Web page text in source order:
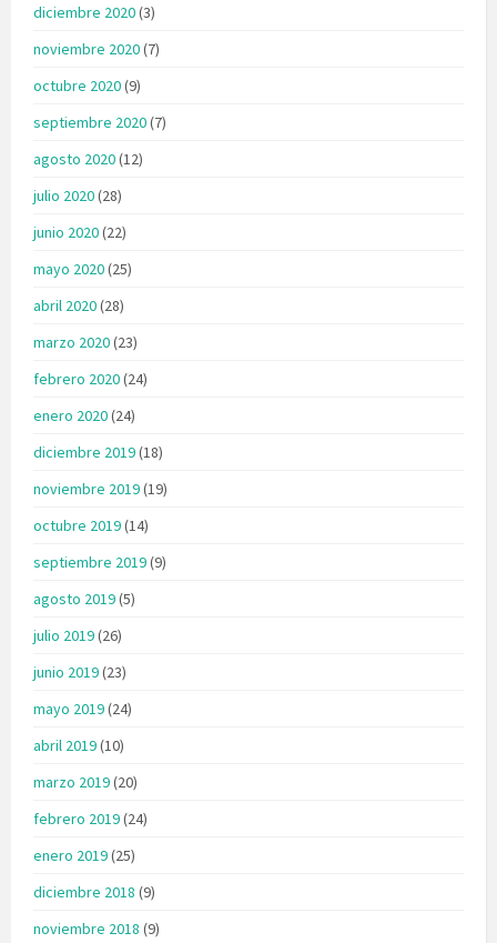
diciembre 2020(3)
noviembre 2020(7)
octubre 2020(9)
septiembre 2020(7)
agosto 2020(12)
julio 2020(28)
junio 2020(22)
mayo 2020(25)
abril 2020(28)
marzo 2020(23)
febrero 2020(24)
enero 2020(24)
diciembre 2019(18)
noviembre 2019(19)
octubre 2019(14)
septiembre 2019(9)
agosto 2019(5)
julio 2019(26)
junio 2019(23)
mayo 2019(24)
abril 2019(10)
marzo 2019(20)
febrero 2019(24)
enero 2019(25)
diciembre 2018 (9)
noviembre 2018 (9)